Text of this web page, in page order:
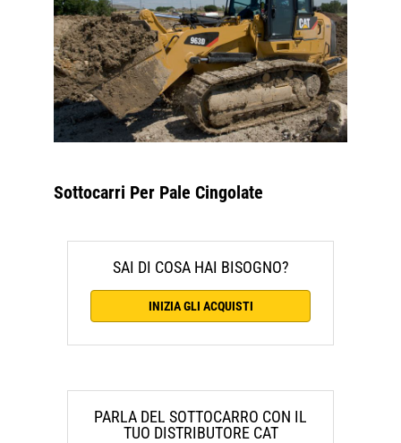
Sottocarri Per Pale Cingolate
SAI DI COSA HAI BISOGNO?
INIZIA GLI ACQUISTI
PARLA DEL SOTTOCARRO CON IL
TUO DISTRIBUTORE CAT